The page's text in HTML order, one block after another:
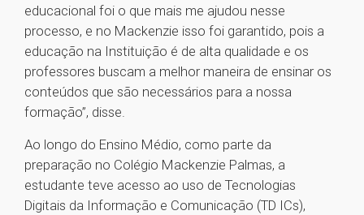
educacional foi o que mais me ajudou nesse
processo, e no Mackenzie isso foi garantido, pois a
educação na Instituição é de alta qualidade e os
professores buscam a melhor maneira de ensinar os
conteúdos que são necessários para a nossa
formação”, disse.
Ao longo do Ensino Médio, como parte da
preparação no Colégio Mackenzie Palmas, a
estudante teve acesso ao uso de Tecnologias
Digitais da Informação e Comunicação (TD ICs),